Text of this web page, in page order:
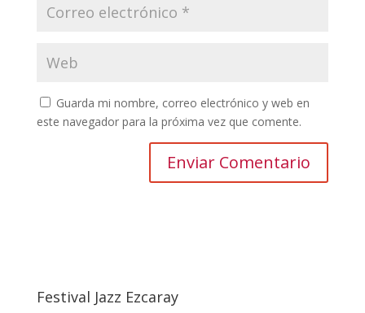
Guarda mi nombre, correo electrónico y web en
este navegador para la próxima vez que comente.
Festival Jazz Ezcaray